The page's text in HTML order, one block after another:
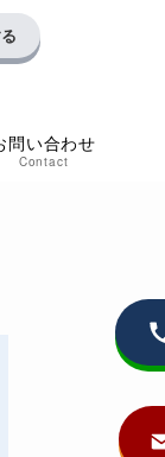
問い合わせ
Contact